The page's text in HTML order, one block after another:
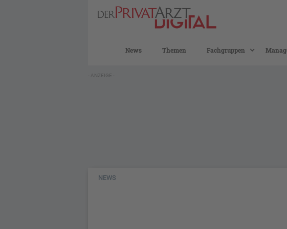
News Themen Fachgruppen
- ANZEIGE -
NEWS